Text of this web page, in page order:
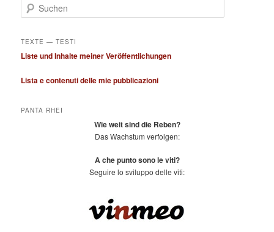
u
h
n
TEXTE — TESTI
Liste und Inhalte meiner Veröffentlichungen
Lista e contenuti delle mie pubblicazioni
PANTA RHEI
Wie weit sind die Reben?
Das Wachstum verfolgen:
A che punto sono le viti?
Seguire lo sviluppo delle viti: